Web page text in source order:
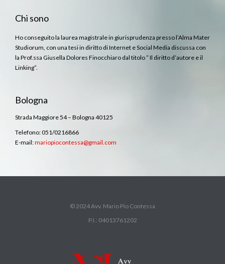
Chi sono
Ho conseguito la laurea magistrale in giurisprudenza presso l’Alma Mater
Studiorum, con una tesi in diritto di Internet e Social Media discussa con
la Prof.ssa Giusella Dolores Finocchiaro dal titolo ” Il diritto d’autore e il
Linking”.
Bologna
Strada Maggiore 54 – Bologna 40125
Telefono: 051/0216866
E-mail:mariopiocontessa@gmail.com
© 2024 Avv. Mario Pio Contessa
P.I.: 04013761202